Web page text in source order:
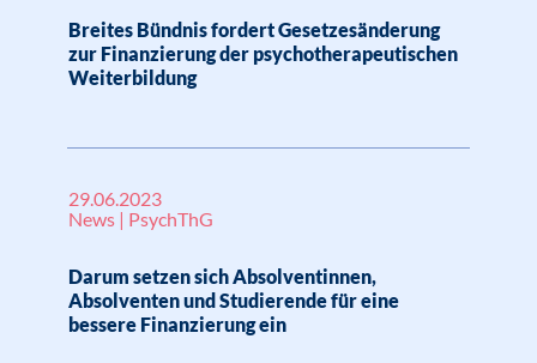
Breites Bündnis fordert Gesetzesänderung
zur Finanzierung der psychotherapeutischen
Weiterbildung
29.06.2023
News | PsychThG
Darum setzen sich Absolventinnen,
Absolventen und Studierende für eine
bessere Finanzierung ein